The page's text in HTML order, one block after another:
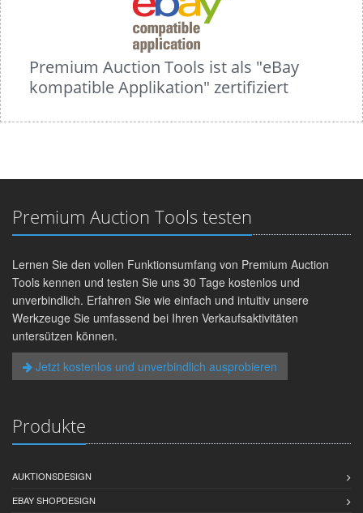
Premium Auction Tools ist als "eBay
kompatible Applikation" zertifiziert
Premium Auction Tools testen
Lernen Sie den vollen Funktionsumfang von Premium Auction
Tools kennen und testen Sie uns 30 Tage kostenlos und
unverbindlich. Erfahren Sie wie einfach und intuitiv unsere
Werkzeuge Sie umfassend bei Ihren Verkaufsaktivitäten
untersützen können.
Jetzt kostenlos und unverbindlich ausprobieren
Produkte
AUKTIONSDESIGN
EBAY SHOPDESIGN